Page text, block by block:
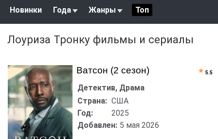
Новинки Года Жанры Топ
Лоуриза Тронку фильмы и сериалы
Ватсон (2 сезон)
Детектив, Драма
Страна: США
Год:
2025
Добавлен: 5 мая 2026
5.5